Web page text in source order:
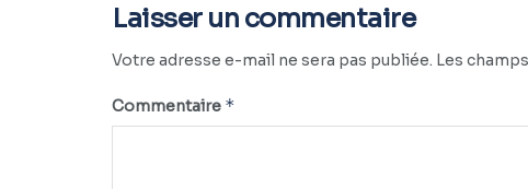
Laisser un commentaire
Votre adresse e-mail ne sera pas publiée. Les
Commentaire *